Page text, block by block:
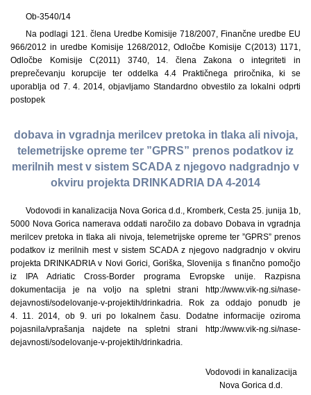
Ob-3540/14
Na podlagi 121. člena Uredbe Komisije 718/2007, Finančne uredbe EU
966/2012 in uredbe Komisije 1268/2012, Odločbe Komisije C(2013) 1171,
Odločbe Komisije C(2011) 3740, 14. člena Zakona o integriteti in
preprečevanju korupcije ter oddelka 4.4 Praktičnega priročnika, ki se
uporablja od 7. 4. 2014, objavljamo Standardno obvestilo za lokalni odprti
postopek
dobava in vgradnja merilcev pretoka in tlaka ali nivoja,
telemetrijske opreme ter ”GPRS” prenos podatkov iz
merilnih mest v sistem SCADA z njegovo nadgradnjo v
okviru projekta DRINKADRIA DA 4-2014
Vodovodi in kanalizacija Nova Gorica d.d., Kromberk, Cesta 25. junija 1b,
5000 Nova Gorica namerava oddati naročilo za dobavo Dobava in vgradnja
merilcev pretoka in tlaka ali nivoja, telemetrijske opreme ter ”GPRS” prenos
podatkov iz merilnih mest v sistem SCADA z njegovo nadgradnjo v okviru
projekta DRINKADRIA v Novi Gorici, Goriška, Slovenija s finančno pomočjo
iz IPA Adriatic Cross-Border programa Evropske unije. Razpisna
dokumentacija je na voljo na spletni strani http://www.vik-ng.si/nase-
dejavnosti/sodelovanje-v-projektih/drinkadria. Rok za oddajo ponudb je
4. 11. 2014, ob 9. uri po lokalnem času. Dodatne informacije oziroma
pojasnila/vprašanja najdete na spletni strani http://www.vik-ng.si/nase-
dejavnosti/sodelovanje-v-projektih/drinkadria.
Vodovodi in kanalizacija
Nova Gorica d.d.